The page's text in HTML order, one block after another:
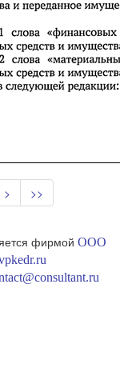
> >>
фирмой ООО